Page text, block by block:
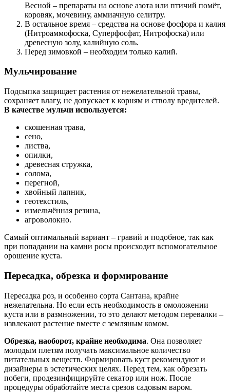
Весной – препараты на основе азота или птичий помёт,
коровяк, мочевину, аммиачную селитру.
В остальное время – средства на основе фосфора и калия
(Нитроаммофоска, Суперфосфат, Нитрофоска) или
древесную золу, калийную соль.
Перед зимовкой – необходим только калий.
Мульчирование
Подсыпка защищает растения от нежелательной травы,
сохраняет влагу, не допускает к корням и стволу вредителей.
В качестве мульчи используется:
скошенная трава,
сено,
листва,
опилки,
древесная стружка,
солома,
перегной,
хвойный лапник,
геотекстиль,
измельчённая резина,
агроволокно.
Самый оптимальный вариант – гравий и подобное, так как
при попадании на камни росы происходит вспомогательное
орошение куста.
Пересадка, обрезка и формирование
Пересадка роз, и особенно сорта Сантана, крайне
нежелательна. Но если есть необходимость в омоложении
куста или в размножении, то это делают методом перевалки –
извлекают растение вместе с земляным комом.
Обрезка, наоборот, крайне необходима. Она позволяет
молодым плетям получать максимальное количество
питательных веществ. Формировать куст рекомендуют и
дизайнеры в эстетических целях. Перед тем, как обрезать
побеги, продезинфицируйте секатор или нож. После
процедуры обработайте места срезов садовым варом.